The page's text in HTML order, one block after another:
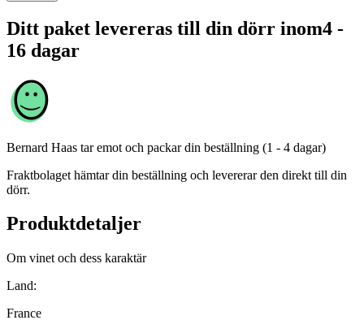
Ditt paket levereras till din dörr inom4 -
16 dagar
Bernard Haas tar emot och packar din beställning (1 - 4 dagar)
Fraktbolaget hämtar din beställning och levererar den direkt till din
dörr.
Produktdetaljer
Om vinet och dess karaktär
Land:
France